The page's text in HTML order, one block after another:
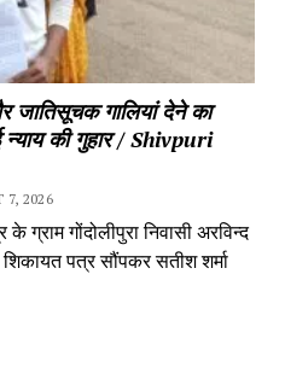
जातिसूचक गालियां देने का
की गुहार / Shivpuri
7, 2026
ग्राम गोंदोलीपुरा निवासी अरविन्द
पत्र सौंपकर सतीश शर्मा